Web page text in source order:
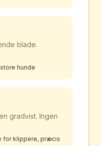
blade.
hunde
gradvist. Ingen
for klippere, præcis